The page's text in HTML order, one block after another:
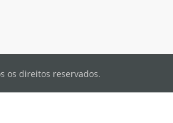
os direitos reservados.